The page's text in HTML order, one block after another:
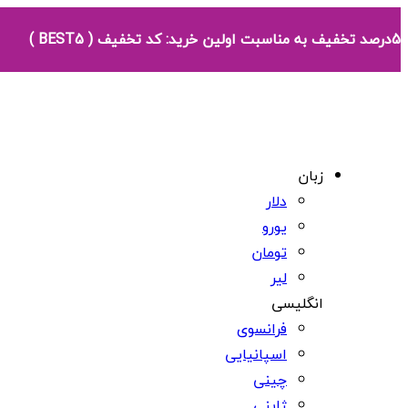
5درصد تخفیف به مناسبت اولین خرید: کد تخفیف ( BEST5 )
زبان
دلار
یورو
تومان
لیر
انگلیسی
فرانسوی
اسپانیایی
چینی